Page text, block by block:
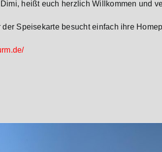
heißt euch herzlich Willkommen und
Speisekarte besucht einfach ihre